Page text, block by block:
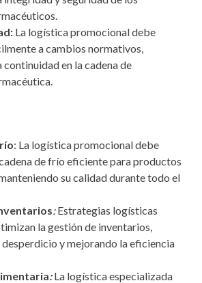
La logística promocional debe
a cambios normativos,
continuidad en la cadena de
: La logística promocional debe
de frío eficiente para productos
su calidad durante todo el
:Estrategias logísticas
la gestión de inventarios,
y mejorando la eficiencia
:La logística especializada